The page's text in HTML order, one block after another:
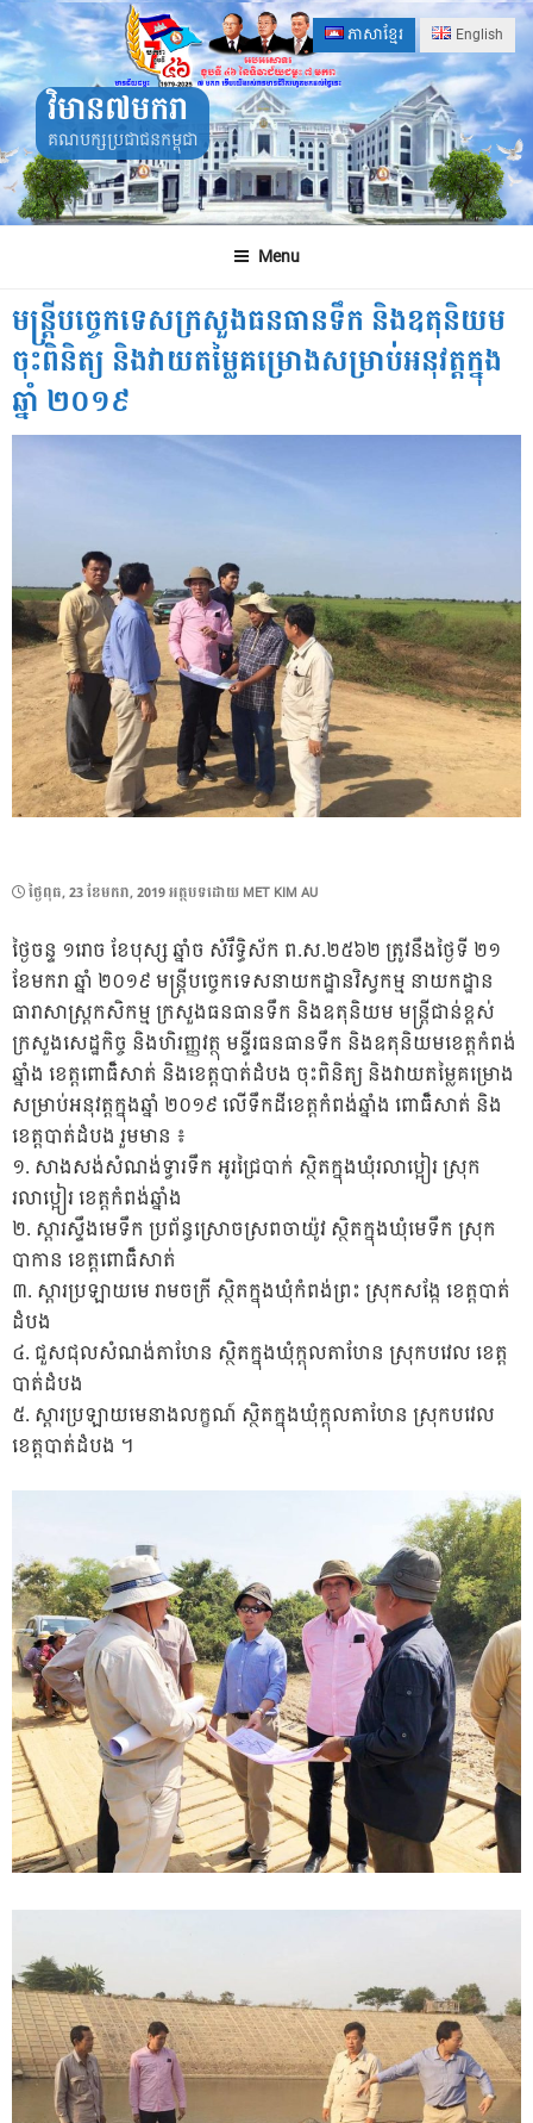
Skip
to
content
ភាសាខ្មែរ English
វិមាន៧មករា
គណបក្សប្រជាជនកម្ពុជា
Menu
មន្ត្រីបច្ចេកទេសក្រសួងធនធានទឹក និងឧតុនិយម
ចុះពិនិត្យ និងវាយតម្លៃគម្រោងសម្រាប់អនុវត្តក្នុង
ឆ្នាំ ២០១៩
POSTED
ថ្ងៃ​ពុធ, 23 ខែ​មករា, 2019អត្ថបទដោយ MET KIM AU
ថ្ងៃចន្ទ ១រោច ខែបុស្ស ឆ្នាំច សំរឹទ្ធិស័ក ព.ស.២៥៦២ ត្រូវនឹងថ្ងៃទី ២១
ខែមករា ឆ្នាំ ២០១៩ មន្ត្រីបច្ចេកទេសនាយកដ្ឋានវិស្វកម្ម នាយកដ្ឋាន
ធារាសាស្រ្តកសិកម្ម ក្រសួងធនធានទឹក និងឧតុនិយម មន្ត្រីជាន់ខ្ពស់
ក្រសួងសេដ្ឋកិច្ច និងហិរញ្ញវត្ថុ មន្ទីរធនធានទឹក និងឧតុនិយមខេត្តកំពង់
ឆ្នាំង ខេត្តពោធិ៏សាត់ និងខេត្តបាត់ដំបង ចុះពិនិត្យ និងវាយតម្លៃគម្រោង
សម្រាប់អនុវត្តក្នុងឆ្នាំ ២០១៩ លើទឹកដីខេត្តកំពង់ឆ្នាំង ពោធិ៏សាត់ និង
ខេត្តបាត់ដំបង រួមមាន ៖
១. សាងសង់សំណង់ទ្វារទឹក អូរជ្រៃបាក់ ស្ថិតក្នុងឃុំរលាប្អៀរ ស្រុក
រលាប្អៀរ ខេត្តកំពង់ឆ្នាំង
២. ស្តារស្ទឹងមេទឹក ប្រព័ន្ធស្រោចស្រពចាយ៉ូវ ស្ថិតក្នុងឃុំមេទឹក ស្រុក
បាកាន ខេត្តពោធិ៏សាត់
៣. ស្តារប្រឡាយមេ រាមចក្រី ស្ថិតក្នុងឃុំកំពង់ព្រះ ស្រុកសង្កែ ខេត្តបាត់
ដំបង
៤. ជួសជុលសំណង់តាហែន ស្ថិតក្នុងឃុំក្តុលតាហែន ស្រុកបវេល ខេត្ត
បាត់ដំបង
៥. ស្តារប្រឡាយមេនាងលក្ខណ៍ ស្ថិតក្នុងឃុំក្តុលតាហែន ស្រុកបវេល
ខេត្តបាត់ដំបង ។